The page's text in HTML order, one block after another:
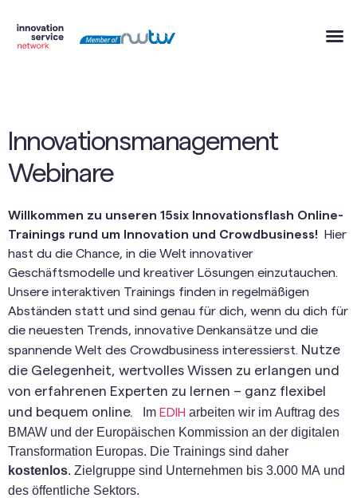
Innovationsmanagement
Webinare
Willkommen zu unseren 15six Innovationsflash Online-
Trainings rund um Innovation und Crowdbusiness!
hast du die Chance, in die Welt innovativer
Geschäftsmodelle und kreativer Lösungen einzutauchen.
Unsere interaktiven Trainings finden in regelmäßigen
Abständen statt und sind genau für dich, wenn du dich für
die neuesten Trends, innovative Denkansätze und die
spannende Welt des Crowdbusiness interessierst. Nutze
die Gelegenheit, wertvolles Wissen zu erlangen und
von erfahrenen Experten zu lernen – ganz flexibel
und bequem online.
Im EDIH arbeiten wir im Auftrag des
BMAW und der Europäischen Kommission an der digitalen
Transformation Europas. Die Trainings sind daher
kostenlos. Zielgruppe sind Unternehmen bis 3.000 MA und
des öffentliche Sektors.